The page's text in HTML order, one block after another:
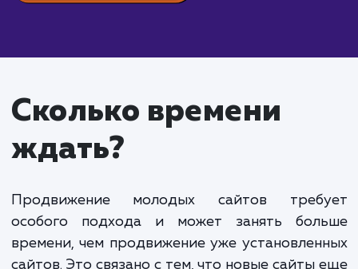
запущенных сайтов, которые ещё не успели
молодыми сайтами. Это включает в себя
аудит сайта, оптимизацию контента и структуры,
также стратегическое построение обратных
для повышения авторитета сайта.
Следует учитывать, что продвижение молодых
сайтов - процесс, требующий времени и
Это инвестиция в будущее вашего бизнеса, и
результаты могут проявиться не сразу. Однако с